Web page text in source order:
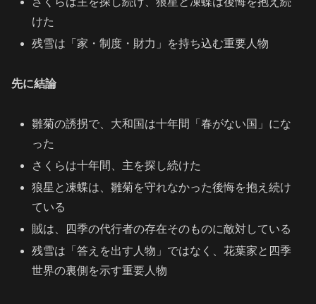
けた
残雪は「家・制度・財力」を持ち込む重要人物
先に結論
雛菊の誘拐で、大和国は十年間「春がない国」にな
った
さくらは十年間、主を探し続けた
狼星と凍蝶は、雛菊を守れなかった後悔を抱え続け
ている
賊は、四季の代行者の存在そのものに敵対している
残雪は「答えを出す人物」ではなく、花葉家と四季
世界の裏側を示す重要人物